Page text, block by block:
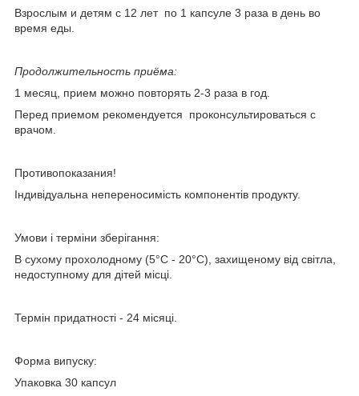
Взрослым и детям с 12 лет по 1 капсуле 3 раза в день во
время еды.
Продолжительность приёма:
1 месяц, прием можно повторять 2-3 раза в год.
Перед приемом рекомендуется проконсультироваться с
врачом.
Противопоказания!
Індивідуальна непереносимість компонентів продукту.
Умови і терміни зберігання:
В сухому прохолодному (5°С - 20°С), захищеному від світла,
недоступному для дітей місці.
Термін придатності - 24 місяці.
Форма випуску:
Упаковка 30 капсул